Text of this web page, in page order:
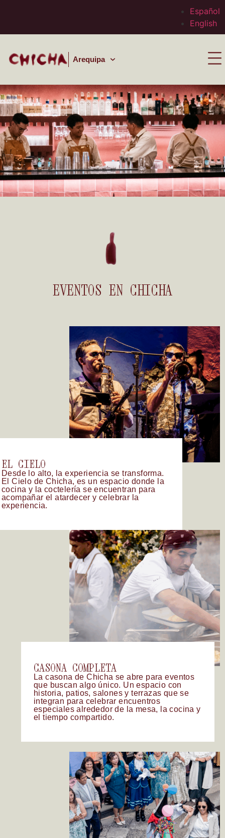
Español
English
Arequipa
EVENTOS EN CHICHA
EL CIELO
Desde lo alto, la experiencia se transforma.
El
Cielo de Chicha, es un espacio donde la
cocina y la coctelería se encuentran para
acompañar el atardecer y celebrar la
experiencia.
CASONA COMPLETA
La casona de Chicha se abre para eventos
que buscan algo único. Un espacio con
historia, patios, salones y terrazas que se
integran para celebrar encuentros
especiales alrededor de la mesa, la cocina y
el tiempo compartido.